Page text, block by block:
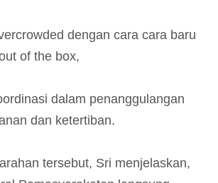
dengan cara cara baru
of the box,
dalam penanggulangan
dan ketertiban.
tersebut, Sri menjelaskan,